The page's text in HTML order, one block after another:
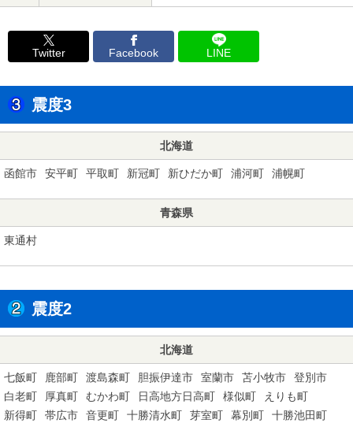
Twitter Facebook LINE
震度3
北海道
函館市 安平町 平取町 新冠町 新ひだか町 浦河町 浦幌町
青森県
東通村
震度2
北海道
七飯町 鹿部町 渡島森町 胆振伊達市 室蘭市 苫小牧市
登別市
白老町
厚真町 むかわ町 日高地方日高町 様似町
えりも町
新得町
帯広市 音更町 十勝清水町 芽室町 幕別町
十勝池田町